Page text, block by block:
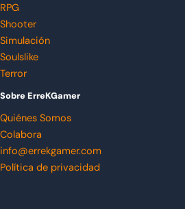
RPG
Shooter
Simulación
Soulslike
Terror
Sobre ErreKGamer
Quiénes Somos
Colabora
info@errekgamer.com
Política de privacidad